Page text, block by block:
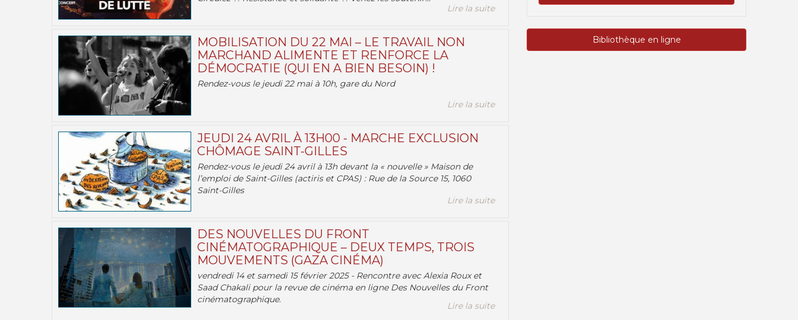
Lire la suite
MOBILISATION DU 22 MAI – LE TRAVAIL NON
MARCHAND ALIMENTE ET RENFORCE LA
DÉMOCRATIE (QUI EN A BIEN BESOIN) !
Rendez-vous le jeudi 22 mai à 10h, gare du Nord
Lire la suite
JEUDI 24 AVRIL À 13H00 - MARCHE EXCLUSION
CHÔMAGE SAINT-GILLES
Rendez-vous le jeudi 24 avril à 13h devant la « nouvelle » Maison de
l’emploi de Saint-Gilles (actiris et CPAS) : Rue de la Source 15, 1060
Saint-Gilles
Lire la suite
DES NOUVELLES DU FRONT
CINÉMATOGRAPHIQUE – DEUX TEMPS, TROIS
MOUVEMENTS (GAZA CINÉMA)
vendredi 14 et samedi 15 février 2025 - Rencontre avec Alexia Roux et
Saad Chakali pour la revue de cinéma en ligne Des Nouvelles du Front
cinématographique.
Lire la suite
Bibliothèque en ligne